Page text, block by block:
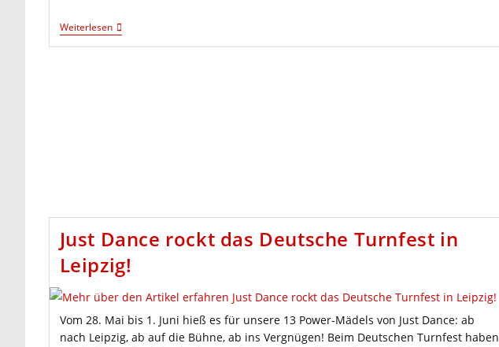
Weiterlesen„Just
Dance“
Qualifiziert
Just Dance rockt das Deutsche Turnfest in
Leipzig!
Vom 28. Mai bis 1. Juni hieß es für unsere 13 Power-Mädels von Just Dance: ab
nach Leipzig, ab auf die Bühne, ab ins Vergnügen! Beim Deutschen Turnfest haben